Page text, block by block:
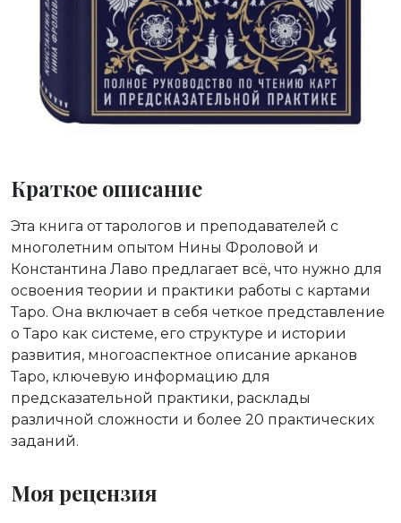
Краткое описание
Эта книга от тарологов и преподавателей с
многолетним опытом Нины Фроловой и
Константина Лаво предлагает всё, что нужно для
освоения теории и практики работы с картами
Таро. Она включает в себя четкое представление
о Таро как системе, его структуре и истории
развития, многоаспектное описание арканов
Таро, ключевую информацию для
предсказательной практики, расклады
различной сложности и более 20 практических
заданий.
Моя рецензия